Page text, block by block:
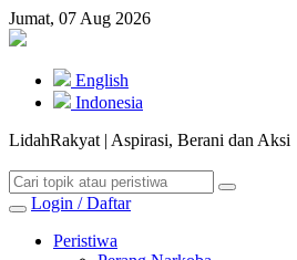
Jumat, 07 Aug 2026
English
Indonesia
LidahRakyat | Aspirasi, Berani dan Aksi
Login / Daftar
Peristiwa